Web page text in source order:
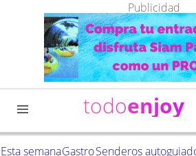
Publicidad
todoenjoy
Esta semanaGastroSenderos